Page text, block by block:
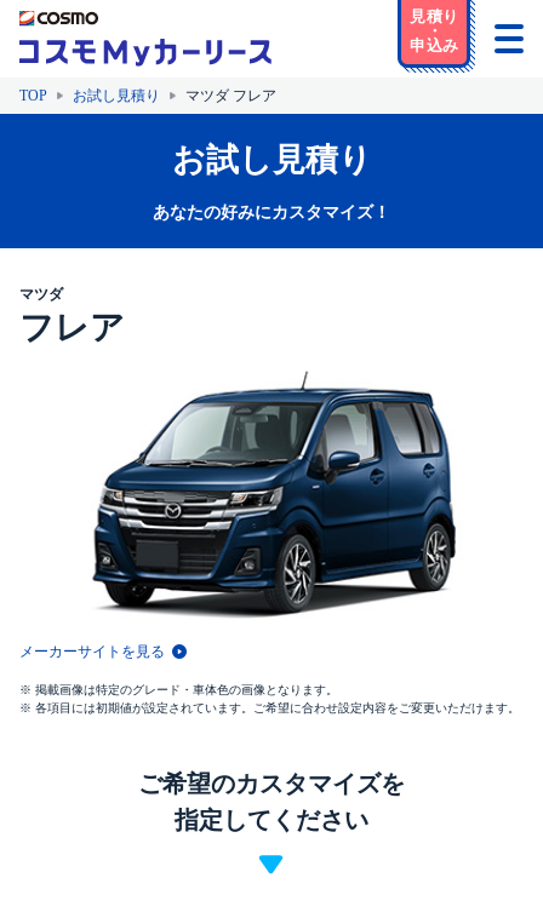
TOP お試し見積り マツダ フレア
お試し見積り
あなたの好みにカスタマイズ！
マツダ
フレア
メーカーサイトを見る
掲載画像は特定のグレード・車体色の画像となります。
各項目には初期値が設定されています。ご希望に合わせ設定内容をご変更いただけます。
ご希望のカスタマイズを
指定してください